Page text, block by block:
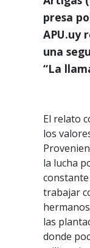
presa
APU.uy
una
“La
El relato
los
la lucha
constante
trabajar
las
donde